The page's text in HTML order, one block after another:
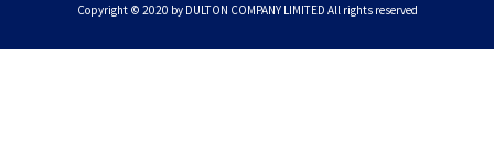
Copyright © 2020 by DULTON COMPANY LIMITED All rights reserved